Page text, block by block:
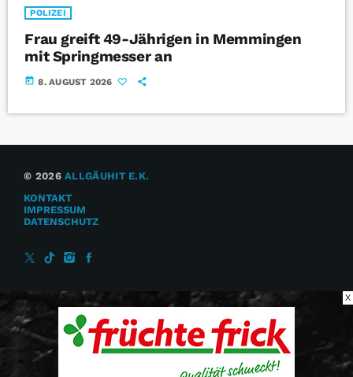
POLIZEI
Frau greift 49-Jährigen in Memmingen
mit Springmesser an
today 8. AUGUST 2026
© 2026ALLGÄUHIT E.K.
KONTAKT
IMPRESSUM
DATENSCHUTZ
X